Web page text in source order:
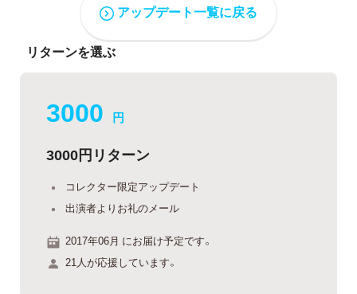
アップデート一覧に戻る
リターンを選ぶ
3000 円
3000円リターン
コレクター限定アップデート
出演者よりお礼のメール
2017年06月 にお届け予定です。
21人が応援しています。